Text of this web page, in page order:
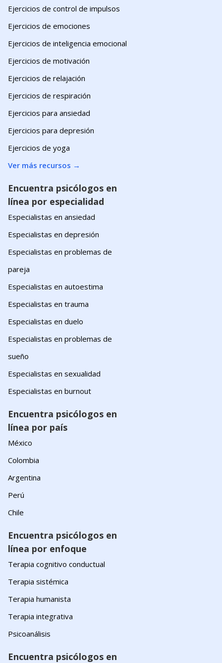
Ejercicios de control de impulsos
Ejercicios de emociones
Ejercicios de inteligencia emocional
Ejercicios de motivación
Ejercicios de relajación
Ejercicios de respiración
Ejercicios para ansiedad
Ejercicios para depresión
Ejercicios de yoga
Ver más recursos →
Encuentra psicólogos en
línea por especialidad
Especialistas en ansiedad
Especialistas en depresión
Especialistas en problemas de
pareja
Especialistas en autoestima
Especialistas en trauma
Especialistas en duelo
Especialistas en problemas de
sueño
Especialistas en sexualidad
Especialistas en burnout
Encuentra psicólogos en
línea por país
México
Colombia
Argentina
Perú
Chile
Encuentra psicólogos en
línea por enfoque
Terapia cognitivo conductual
Terapia sistémica
Terapia humanista
Terapia integrativa
Psicoanálisis
Encuentra psicólogos en